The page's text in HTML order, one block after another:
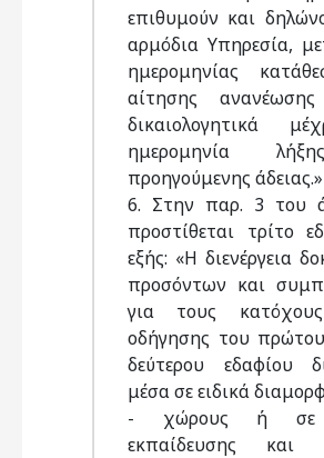
επιθυμούν και
αρμόδια Υπηρεσία,
ημερομηνίας
αίτησης
δικαιολογητικά
ημερομηνία
προηγούμενης άδειας.»
6. Στην παρ. 3 του
προστίθεται τρίτο
εξής: «Η διενέργεια
προσόντων και
για τους
οδήγησης του
δεύτερου εδαφίου
μέσα σε ειδικά
- χώρους ή σε
εκπαίδευσης και